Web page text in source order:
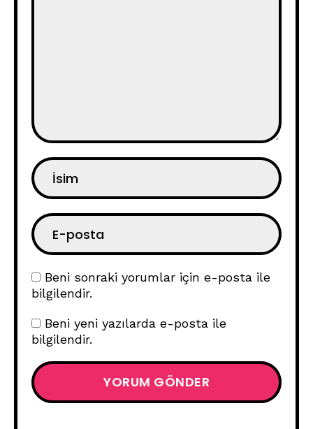
Beni sonraki yorumlar için e-posta ile
bilgilendir.
Beni yeni yazılarda e-posta ile
bilgilendir.